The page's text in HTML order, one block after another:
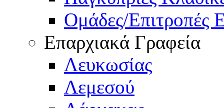
Ομάδες/Επιτροπές
Επαρχιακά Γραφεία
Λευκωσίας
Λεμεσού